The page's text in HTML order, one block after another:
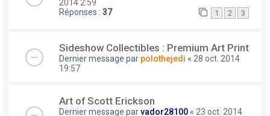
2014 2:59
Réponses : 37 1 2 3
Sideshow Collectibles : Premium Art Print
Dernier message par polothejedi « 28 oct. 2014
19:57
Art of Scott Erickson
Dernier message parvador28100 « 23 oct. 2014